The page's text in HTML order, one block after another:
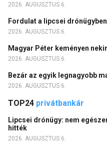
2026. AUGUSZTUS 6.
Fordulat a lipcsei drónügyben
2026. AUGUSZTUS 6.
Magyar Péter keményen
2026. AUGUSZTUS 6.
Bezár az egyik legnagyobb
2026. AUGUSZTUS 6.
TOP24 privátbankár
Lipcsei drónügy: nem
hitték
2026. AUGUSZTUS 6.